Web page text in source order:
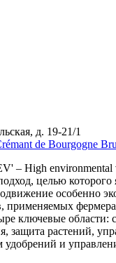
д. 19-21/1
– High environmental
целью которого
особенно
применяемых
ключевые области:
защита растений,
удобрений и